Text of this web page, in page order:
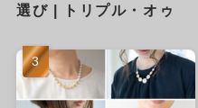
選び | トリプル・オゥ